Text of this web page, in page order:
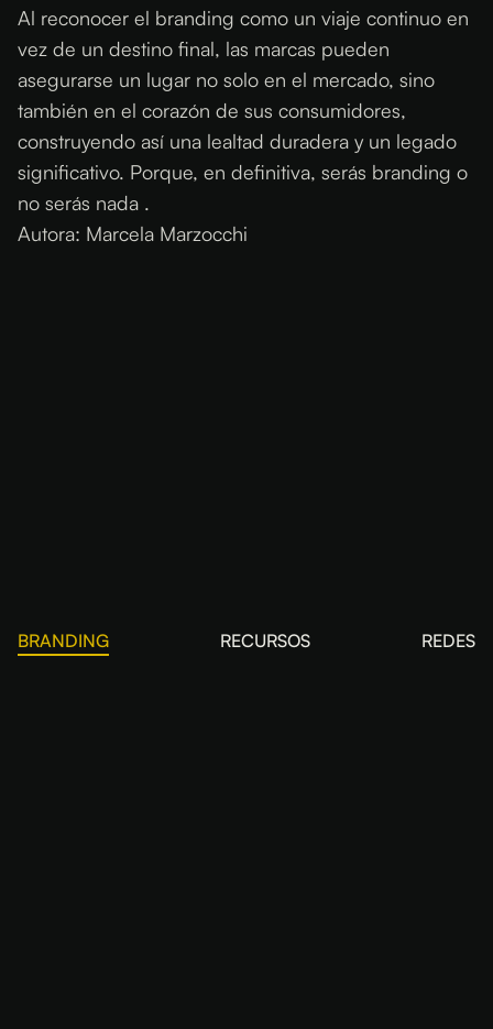
Al reconocer el branding como un viaje continuo en
vez de un destino final, las marcas pueden
asegurarse un lugar no solo en el mercado, sino
también en el corazón de sus consumidores,
construyendo así una lealtad duradera y un legado
significativo. Porque, en definitiva, serás branding o
no serás nada .
Autora: Marcela Marzocchi
BRANDING RECURSOS REDES